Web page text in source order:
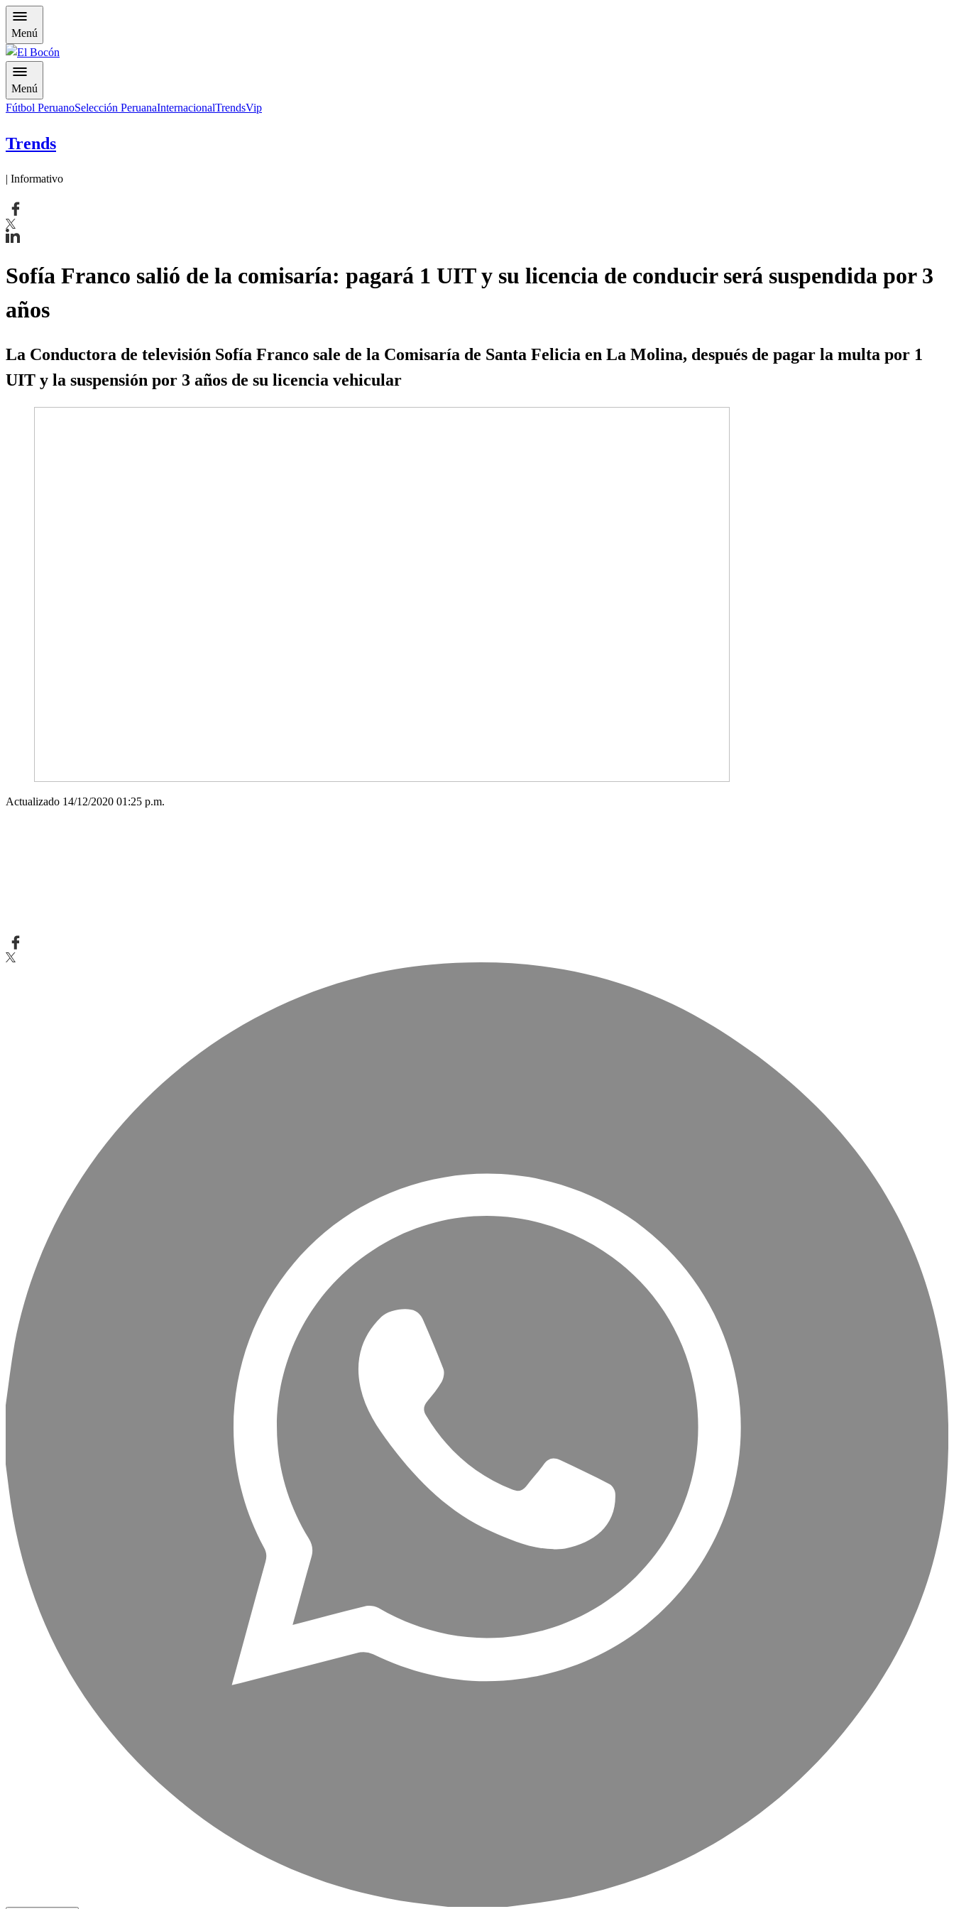
Menú
Menú
Fútbol PeruanoSelección PeruanaInternacionalTrendsVip
Trends
| Informativo
Sofía Franco salió de la comisaría: pagará 1 UIT y su licencia de conducir será suspendida por 3
años
La Conductora de televisión Sofía Franco sale de la Comisaría de Santa Felicia en La Molina, después de pagar la multa por 1
UIT y la suspensión por 3 años de su licencia vehicular
Actualizado 14/12/2020 01:25 p.m.